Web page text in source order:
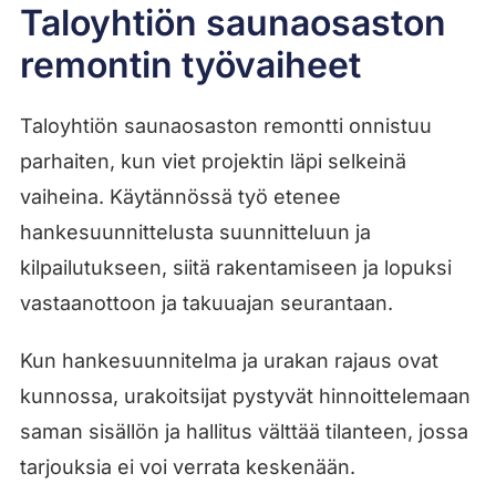
Taloyhtiön saunaosaston
remontin työvaiheet
Taloyhtiön saunaosaston remontti onnistuu
parhaiten, kun viet projektin läpi selkeinä
vaiheina. Käytännössä työ etenee
hankesuunnittelusta suunnitteluun ja
kilpailutukseen, siitä rakentamiseen ja lopuksi
vastaanottoon ja takuuajan seurantaan.
Kun hankesuunnitelma ja urakan rajaus ovat
kunnossa, urakoitsijat pystyvät hinnoittelemaan
saman sisällön ja hallitus välttää tilanteen, jossa
tarjouksia ei voi verrata keskenään.